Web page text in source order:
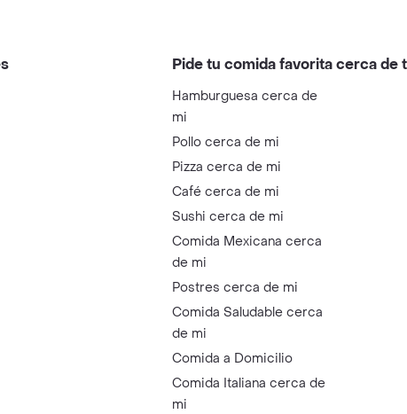
Pide tu comida favorita cerca de
Hamburguesa cerca de
mi
Pollo cerca de mi
Pizza cerca de mi
Café cerca de mi
Sushi cerca de mi
Comida Mexicana cerca
de mi
Postres cerca de mi
Comida Saludable cerca
de mi
Comida a Domicilio
Comida Italiana cerca de
mi